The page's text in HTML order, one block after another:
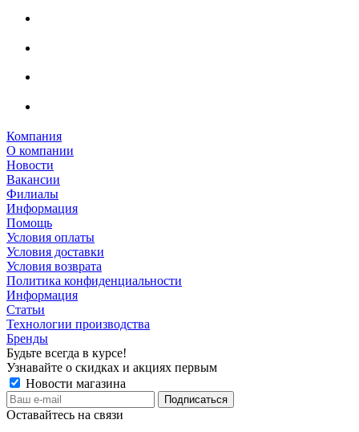
Компания
О компании
Новости
Вакансии
Филиалы
Информация
Помощь
Условия оплаты
Условия доставки
Условия возврата
Политика конфиденциальности
Информация
Статьи
Технологии производства
Бренды
Будьте всегда в курсе!
Узнавайте о скидках и акциях первым
Новости магазина
Оставайтесь на связи